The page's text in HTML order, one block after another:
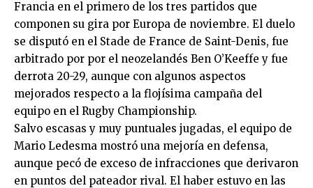
Francia en el primero de los tres partidos que
componen su gira por Europa de noviembre. El duelo
se disputó en el Stade de France de Saint-Denis, fue
arbitrado por por el neozelandés Ben O’Keeffe y fue
derrota 20-29, aunque con algunos aspectos
mejorados respecto a la flojísima campaña del
equipo en el Rugby Championship.
Salvo escasas y muy puntuales jugadas, el equipo de
Mario Ledesma mostró una mejoría en defensa,
aunque pecó de exceso de infracciones que derivaron
en puntos del pateador rival. El haber estuvo en las